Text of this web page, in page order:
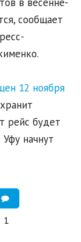
сообщает
12 ноября
рейс будет
начнут
1